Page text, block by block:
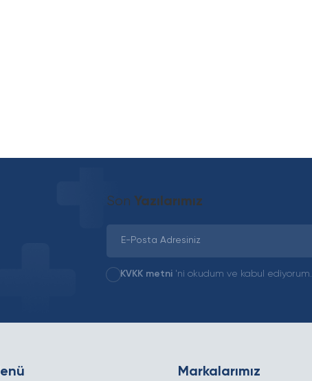
Son Yazılarımız
KVKK metni 'ni okudum ve kabul ediyorum.
Markalarımız